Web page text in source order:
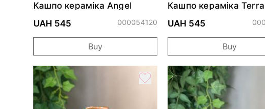
Кашпо кераміка Angel
UAH 545
000054120
Buy
Кашпо кераміка Terra
UAH 545
Buy